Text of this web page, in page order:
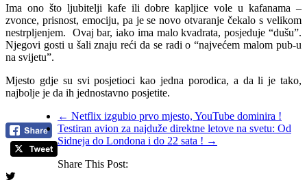
Ima ono što ljubitelji kafe ili dobre kapljice vole u kafanama –
zvonce, prisnost, emociju, pa je se novo otvaranje čekalo s velikom
nestrpljenjem. Ovaj bar, iako ima malo kvadrata, posjeduje “dušu”.
Njegovi gosti u šali znaju reći da se radi o “najvećem malom pub-u
na svijetu”.
Mjesto gdje su svi posjetioci kao jedna porodica, a da li je tako,
najbolje je da ih jednostavno posjetite.
← Netflix izgubio prvo mjesto, YouTube dominira !
Testiran avion za najduže direktne letove na svetu: Od
Sidneja do Londona i do 22 sata ! →
Share This Post: